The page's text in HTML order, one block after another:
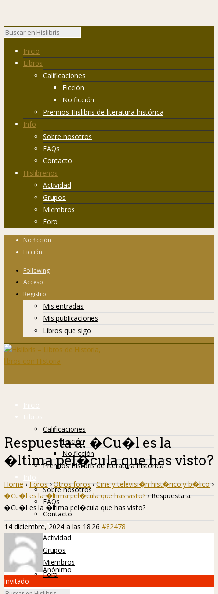
Inicio
Libros
Calificaciones
Ficción
No ficción
Premios Hislibris de literatura histórica
Info
Sobre nosotros
FAQs
Contacto
Hislibreños
Actividad
Grupos
Miembros
Foro
No ficción
Ficción
Following
Acceso
Registro
Mis entradas
Mis publicaciones
Libros que sigo
Inicio
Libros
Calificaciones
Ficción
No ficción
Premios Hislibris de literatura histórica
Info
Sobre nosotros
FAQs
Contacto
Hislibreños
Actividad
Grupos
Miembros
Foro
Respuesta a: �Cu�l es la
�ltima pel�cula que has visto?
Home › Foros › Otros foros › Cine y televisi�n hist�rico y b�lico ›
�Cu�l es la �ltima pel�cula que has visto? › Respuesta a:
�Cu�l es la �ltima pel�cula que has visto?
14 diciembre, 2024 a las 18:26 #82478
Anónimo
Invitado